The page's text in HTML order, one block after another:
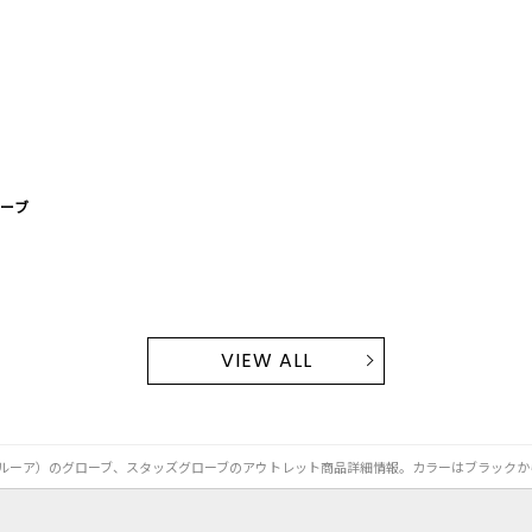
ブ
VIEW ALL
ーア）のグローブ、スタッズグローブのアウトレット商品詳細情報。カラーはブラックか